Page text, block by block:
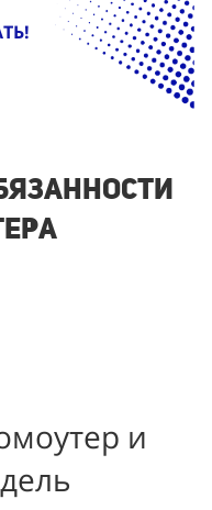
и